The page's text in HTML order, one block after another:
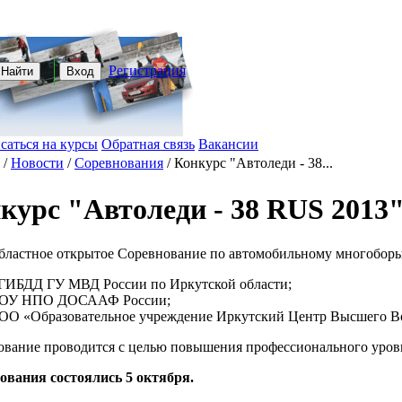
Найти Вход Регистрация
на курсы Обратная связь Вакансии
/Новости /Соревнования /Конкурс "Автоледи - 38...
"Автоледи - 38 RUS
открытое Соревнование по автомобильному
ГУ МВД России по Иркутской области;
НПО ДОСААФ России;
«Образовательное учреждение Иркутский Центр Высшего
проводится с целью повышения профессионального
состоялись 5 октября.